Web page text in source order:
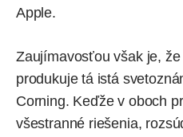
Apple.
Zaujímavosťou však je,
produkuje tá istá
Corning. Keďže v oboch
všestranné riešenia,